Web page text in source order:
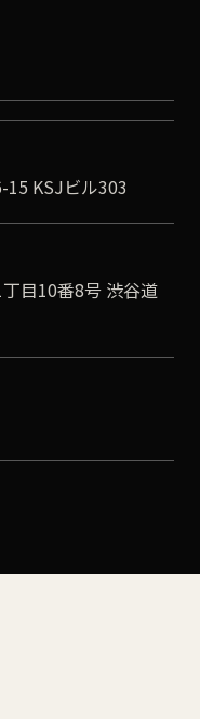
15 KSJビル303
目10番8号 渋谷道